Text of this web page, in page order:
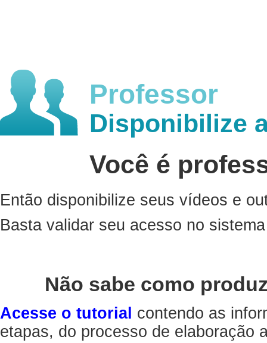
Professor
Disponibilize
Você é
Então disponibilize seus vídeos e
Basta validar seu acesso no
Não sabe como
Acesse o tutorial contendo as
etapas, do processo de elaboração